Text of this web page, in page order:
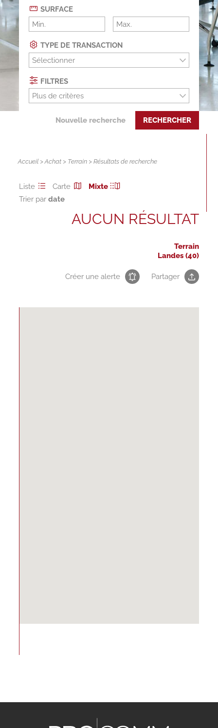
SURFACE
TYPE DE TRANSACTION
Sélectionner
FILTRES
Plus de critères
Nouvelle recherche RECHERCHER
Accueil >Achat > Terrain > Résultats de recherche
Liste Carte
Mixte
Trier par
AUCUN RÉSULTAT
Terrain
Landes (40)
Créer une alerte Partager